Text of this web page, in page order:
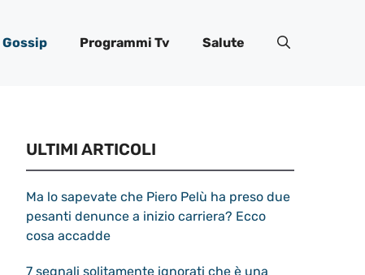
Gossip Programmi Tv Salute
ULTIMI ARTICOLI
Ma lo sapevate che Piero Pelù ha preso due
pesanti denunce a inizio carriera? Ecco
cosa accadde
7 segnali solitamente ignorati che è una